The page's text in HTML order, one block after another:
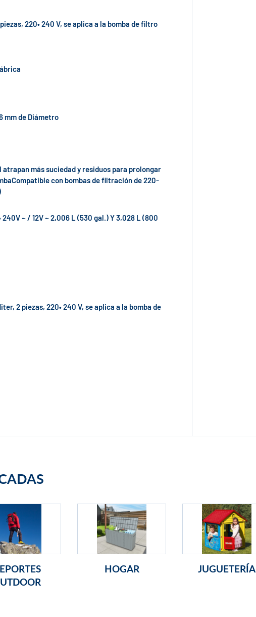
220• 240 V, se aplica a la bomba de filtro
mm de Diámetro
más suciedad y residuos para prolongar
con bombas de filtración de 220-
~ / 12V ~ 2,006 L (530 gal.) Y 3,028 L (800
2 piezas, 220• 240 V, se aplica a la bomba de
HOGAR JUGUETERÍA